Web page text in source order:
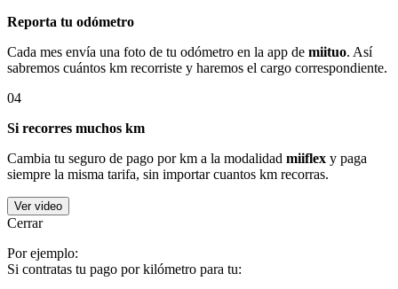
Reporta tu odómetro
Cada mes envía una foto de tu odómetro en la app de miituo. Así
sabremos cuántos km recorriste y haremos el cargo correspondiente.
04
Si recorres muchos km
Cambia tu seguro de pago por km a la modalidad miiflex y paga
siempre la misma tarifa, sin importar cuantos km recorras.
Ver video
Cerrar
Por ejemplo:
Si contratas tu pago por kilómetro para tu: